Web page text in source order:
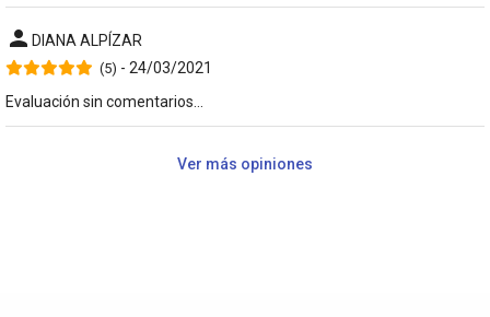
person DIANA ALPÍZAR
(5) - 24/03/2021
Evaluación sin comentarios...
Ver más opiniones